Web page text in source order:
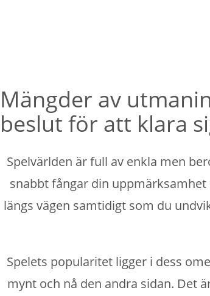
Mängder av
beslut för att klara
Spelvärlden är full av enkla men
snabbt fångar din
längs vägen samtidigt som du
Spelets popularitet ligger i dess
mynt och nå den andra sidan. Det